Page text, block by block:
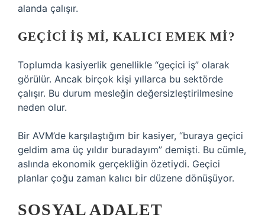
alanda çalışır.
GEÇICI IŞ MI, KALICI EMEK MI?
Toplumda kasiyerlik genellikle “geçici iş” olarak
görülür. Ancak birçok kişi yıllarca bu sektörde
çalışır. Bu durum mesleğin değersizleştirilmesine
neden olur.
Bir AVM’de karşılaştığım bir kasiyer, “buraya geçici
geldim ama üç yıldır buradayım” demişti. Bu cümle,
aslında ekonomik gerçekliğin özetiydi. Geçici
planlar çoğu zaman kalıcı bir düzene dönüşüyor.
SOSYAL ADALET